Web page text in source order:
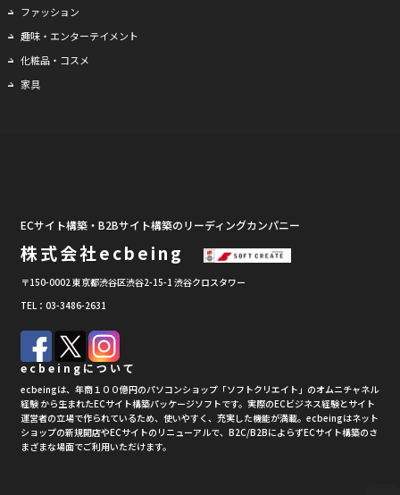
ファッション
趣味・エンターテイメント
化粧品・コスメ
家具
ECサイト構築・B2Bサイト構築のリーディングカンパニー
株式会社ecbeing
〒150-0002 東京都渋谷区渋谷2-15-1 渋谷クロスタワー
TEL：03-3486-2631
ecbeingについて
ecbeingは、年商１００億円のパソコンショップ「ソフトクリエイト」のオムニチャネル
経験 から生まれたECサイト構築パッケージソフトです。実際のECビジネス経験とサイト
運営者の立場で作られているため、使いやすく、充実した機能が満載。ecbeingはネット
ショップの新規開店やECサイトのリニューアルで、B2C/B2BによらずECサイト構築のさ
まざまな場面でご利用いただけます。